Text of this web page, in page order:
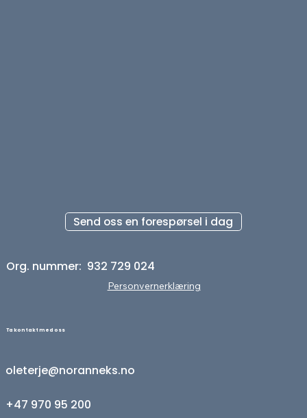
Send oss en forespørsel i dag
Org. nummer: ​ 932 729 024
Personvernerklæring
Ta kontakt med oss
oleterje@noranneks.no
+47 970 95 200